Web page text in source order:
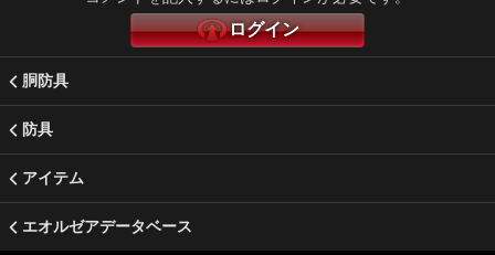
ログイン
胴防具
防具
アイテム
エオルゼアデータベース